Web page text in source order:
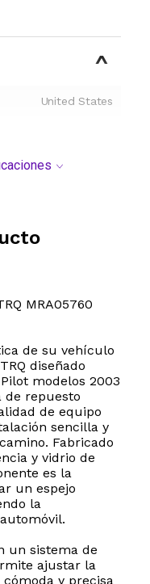
United States
MRA05760
de su vehículo
diseñado
modelos 2003
de repuesto
de equipo
sencilla y
Fabricado
y vidrio de
es la
un espejo
la
un sistema de
ajustar la
y precisa